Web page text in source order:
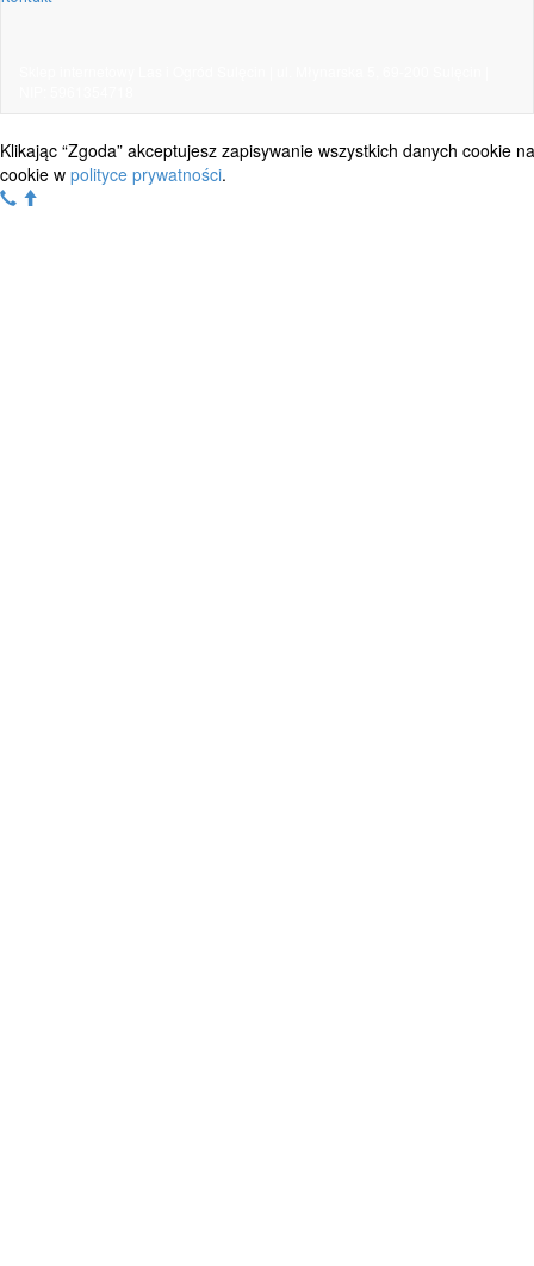
Klikając “Zgoda” akceptujesz zapisywanie wszystkich danych cookie
cookie w polityce prywatności.